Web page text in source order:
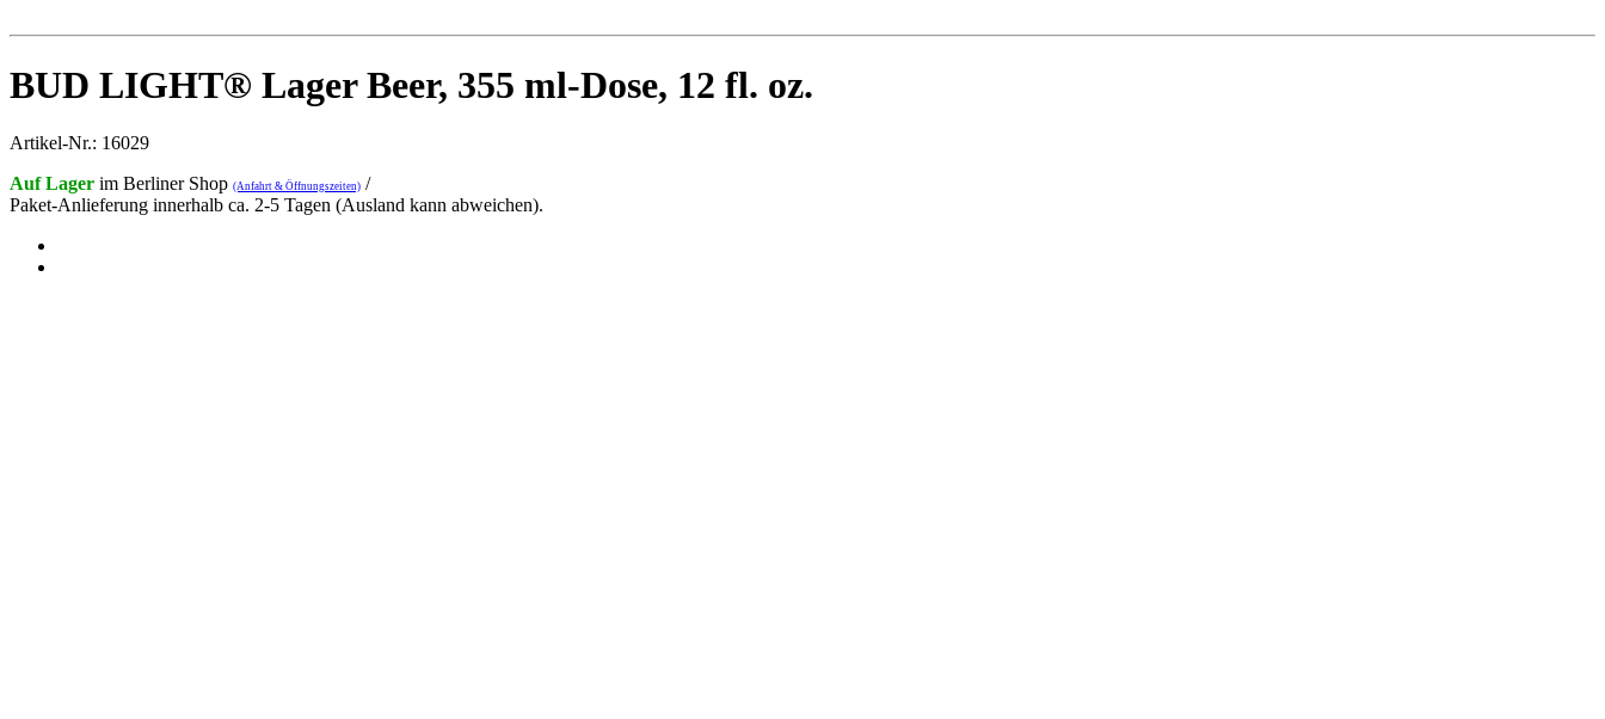
BUD LIGHT® Lager Beer, 355 ml-Dose, 12 fl. oz.
Artikel-Nr.: 16029
Auf Lager im Berliner Shop (Anfahrt & Öffnungszeiten) /
Paket-Anlieferung innerhalb ca. 2-5 Tagen (Ausland kann abweichen).